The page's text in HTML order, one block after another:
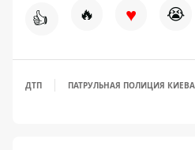
👍 🔥 ♥ 😭
ДТП ПАТРУЛЬНАЯ ПОЛИЦИЯ КИЕВА